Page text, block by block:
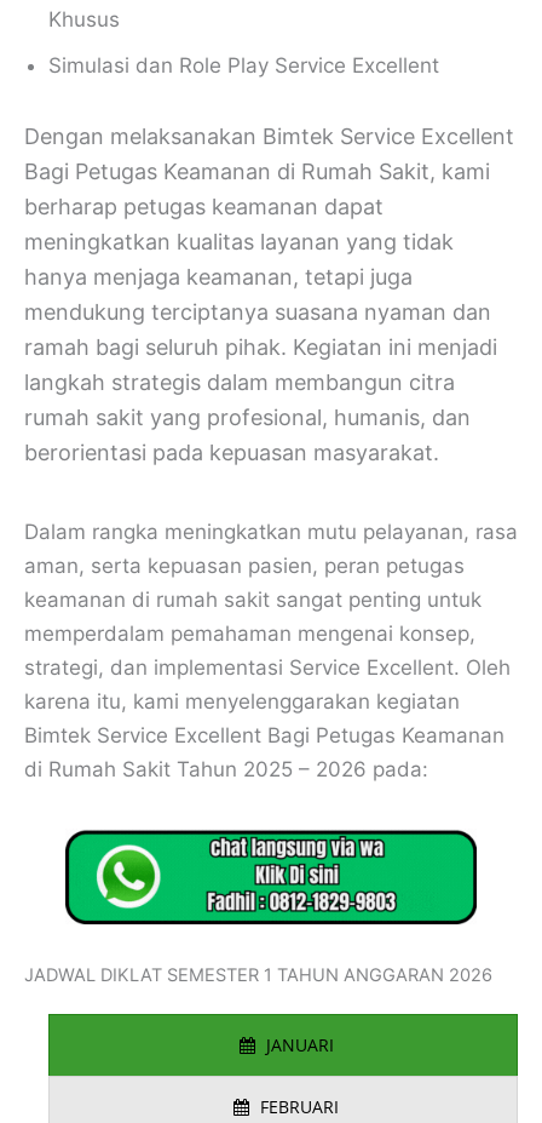
Khusus
Simulasi dan Role Play Service Excellent
Dengan melaksanakan Bimtek Service Excellent
Bagi Petugas Keamanan di Rumah Sakit, kami
berharap petugas keamanan dapat
meningkatkan kualitas layanan yang tidak
hanya menjaga keamanan, tetapi juga
mendukung terciptanya suasana nyaman dan
ramah bagi seluruh pihak. Kegiatan ini menjadi
langkah strategis dalam membangun citra
rumah sakit yang profesional, humanis, dan
berorientasi pada kepuasan masyarakat.
Dalam rangka meningkatkan mutu pelayanan, rasa
aman, serta kepuasan pasien, peran petugas
keamanan di rumah sakit sangat penting untuk
memperdalam pemahaman mengenai konsep,
strategi, dan implementasi Service Excellent. Oleh
karena itu, kami menyelenggarakan kegiatan
Bimtek Service Excellent Bagi Petugas Keamanan
di Rumah Sakit Tahun 2025 – 2026 pada:
JADWAL DIKLAT SEMESTER 1 TAHUN ANGGARAN 2026
JANUARI
FEBRUARI